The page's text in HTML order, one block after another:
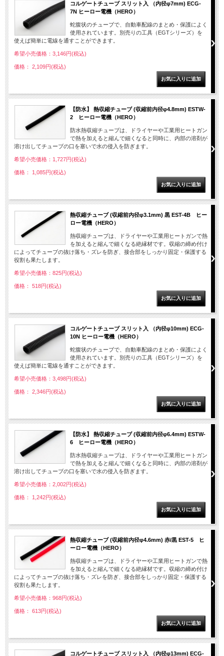
コルゲートチューブ スリット入 （内径φ7mm) ECG-
7N ヒーロー電機（HERO）
蛇腹状のチューブで、自動車配線のまとめ・保護によく
使用されています。別売りの工具（EGTシリーズ）を
使えば簡単に電線を通すことができます。
希望小売価格：3,146円(税込)
価格： 2,109円(税込)
【防水】 熱収縮チューブ (収縮前内径φ4.8mm) ESTW-
2 ヒーロー電機（HERO）
防水熱収縮チューブは、ドライヤーや工業用ヒートガン
で熱を加えると縮んで細くなると同時に、内部の溶剤が
溶け出してチューブの口を塞いで水の侵入を防ぎます。
希望小売価格：1,727円(税込)
価格： 1,085円(税込)
熱収縮チューブ (収縮前内径φ3.1mm) 黒 EST-4B ヒー
ロー電機（HERO）
熱収縮チューブは、ドライヤーや工業用ヒートガンで熱
を加えると縮んで細くなる絶縁材です。収縮の締め付け
によってチューブの抜け落ち・ズレを防ぎ、接合部をしっかり固定・保護する
役割も果たします。
希望小売価格：825円(税込)
価格： 518円(税込)
コルゲートチューブ スリット入 （内径φ10mm) ECG-
10N ヒーロー電機（HERO）
蛇腹状のチューブで、自動車配線のまとめ・保護によく
使用されています。別売りの工具（EGTシリーズ）を
使えば簡単に電線を通すことができます。
希望小売価格：3,498円(税込)
価格： 2,346円(税込)
【防水】 熱収縮チューブ (収縮前内径φ6.4mm) ESTW-
6 ヒーロー電機（HERO）
防水熱収縮チューブは、ドライヤーや工業用ヒートガン
で熱を加えると縮んで細くなると同時に、内部の溶剤が
溶け出してチューブの口を塞いで水の侵入を防ぎます。
希望小売価格：2,002円(税込)
価格： 1,242円(税込)
熱収縮チューブ (収縮前内径φ4.6mm) 赤/黒 EST-5 ヒ
ーロー電機（HERO）
熱収縮チューブは、ドライヤーや工業用ヒートガンで熱
を加えると縮んで細くなる絶縁材です。収縮の締め付け
によってチューブの抜け落ち・ズレを防ぎ、接合部をしっかり固定・保護する
役割も果たします。
希望小売価格：968円(税込)
価格： 613円(税込)
コルゲートチューブ スリット入 （内径φ13mm) ECG-